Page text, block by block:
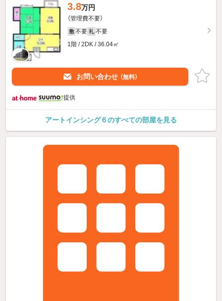
3.8万円
（管理費不要）
敷 不要 礼 不要
1階 / 2DK / 36.04㎡
お問い合わせ （無料）
提供
アートインシング６のすべての部屋を見る